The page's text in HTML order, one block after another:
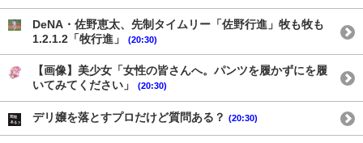
DeNA・佐野恵太、先制タイムリー「佐野行進」牧も牧も
1.2.1.2「牧行進」
(20:30)
【画像】美少女「女性の皆さんへ。パンツを履かずにを履
いてみてください」
(20:30)
デリ嬢を落とすプロだけど質問ある？ (20:30)